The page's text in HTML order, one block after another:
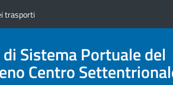
trasporti
Sistema Portuale del
Centro